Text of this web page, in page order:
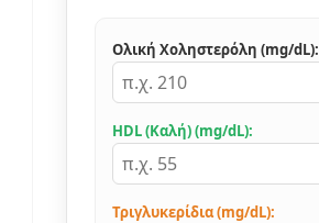
Ολική Χοληστερόλη (mg/dL):
HDL (Καλή) (mg/dL):
Τριγλυκερίδια (mg/dL):